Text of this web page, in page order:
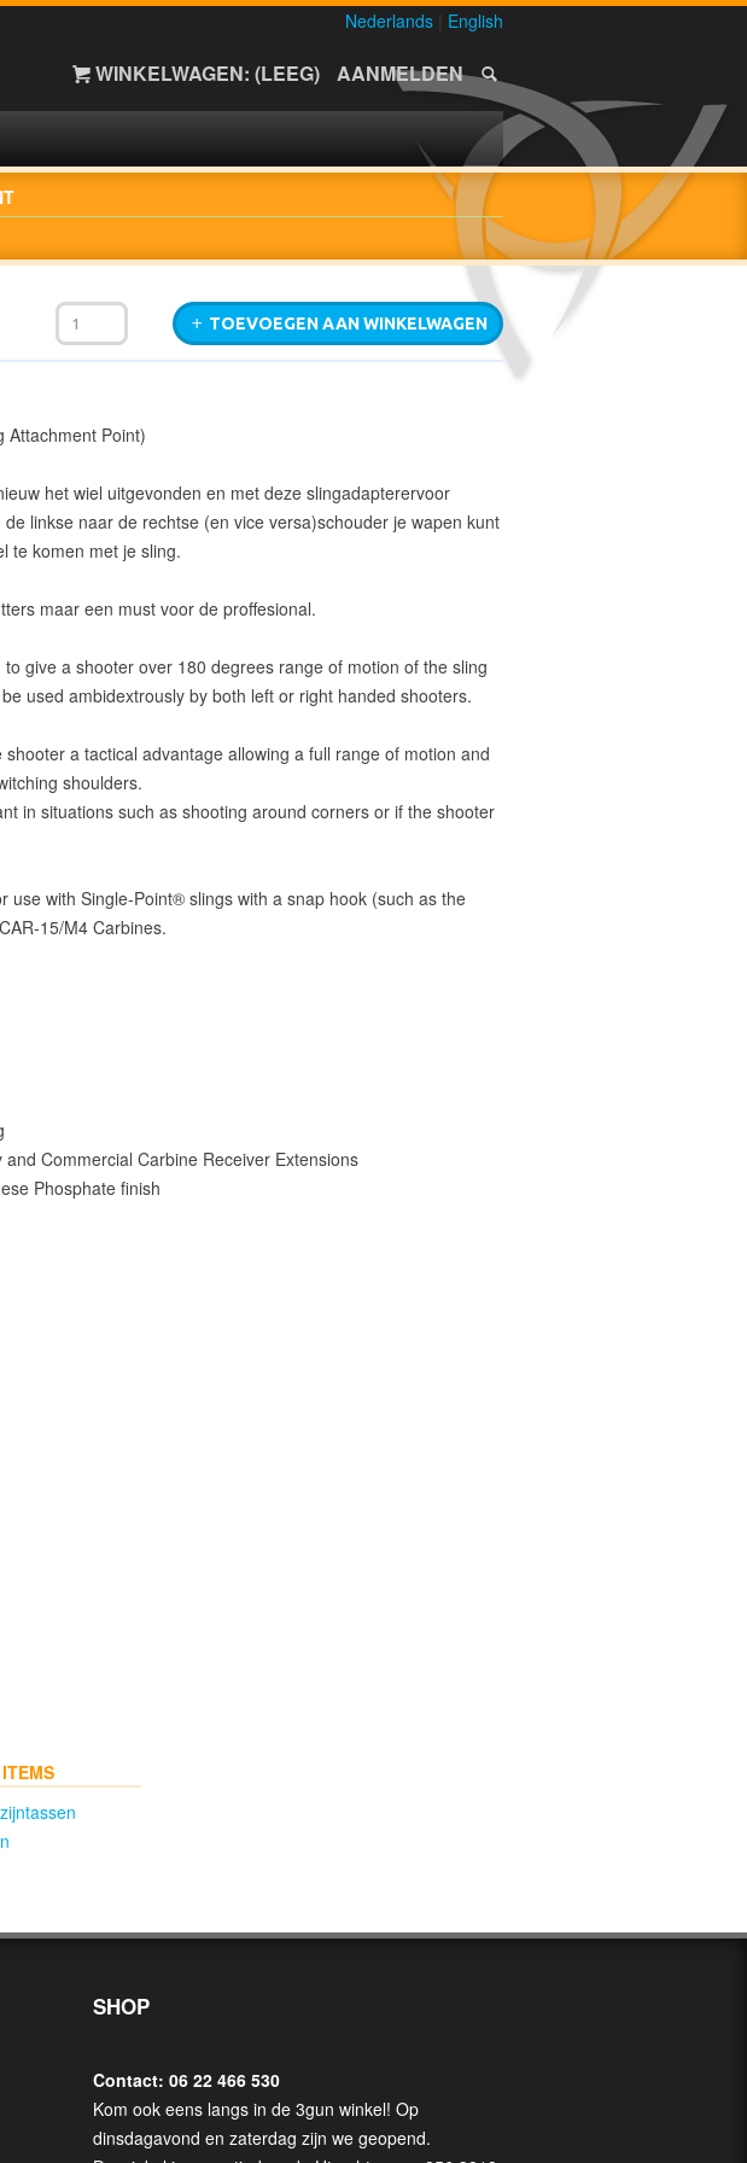
Nederlands English
WINKELWAGEN: (LEEG) AANMELDEN
TOEVOEGEN AAN WINKELWAGEN
Attachment Point)
het wiel uitgevonden en met deze slingadapterervoor
linkse naar de rechtse (en vice versa)schouder je wapen kunt
te komen met je sling.
maar een must voor de proffesional.
give a shooter over 180 degrees range of motion of the sling
used ambidextrously by both left or right handed shooters.
a tactical advantage allowing a full range of motion and
shoulders.
in situations such as shooting around corners or if the shooter
use with Single-Point® slings with a snap hook (such as the
15/M4 Carbines.
Commercial Carbine Receiver Extensions
Phosphate finish
SHOP
Contact: 06 22 466 530
Kom ook eens langs in de 3gun winkel! Op
dinsdagavond en zaterdag zijn we geopend.